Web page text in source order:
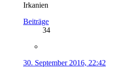
Irkanien
Beiträge
34
30. September 2016, 22:42